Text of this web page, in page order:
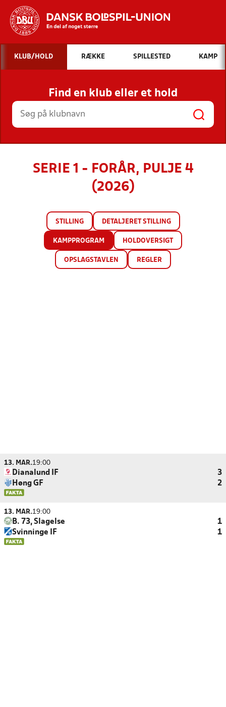
Hvad vil du søge efter?
INDHOLD OG NYHEDER
STILLINGER, RESULTATER, KLUBBER OG
HOLD
KLUB/HOLD RÆKKE SPILLESTED KAMP
Find en klub eller et hold
SERIE 1 - FORÅR, PULJE 4
(2026)
STILLING DETALJERET STILLING
KAMPPROGRAM HOLDOVERSIGT
OPSLAGSTAVLEN REGLER
13. MAR.19:00
Dianalund IF
3
Høng GF
2
13. MAR.19:00
B. 73, Slagelse
1
Svinninge IF
1